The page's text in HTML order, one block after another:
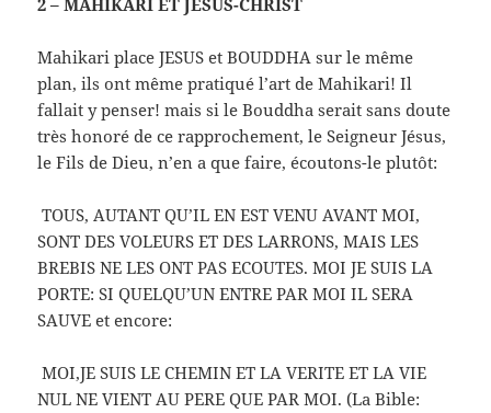
2 – MAHIKARI ET JESUS-CHRIST
Mahikari place JESUS et BOUDDHA sur le même
plan, ils ont même pratiqué l’art de Mahikari! Il
fallait y penser! mais si le Bouddha serait sans doute
très honoré de ce rapprochement, le Seigneur Jésus,
le Fils de Dieu, n’en a que faire, écoutons-le plutôt:
TOUS, AUTANT QU’IL EN EST VENU AVANT MOI,
SONT DES VOLEURS ET DES LARRONS, MAIS LES
BREBIS NE LES ONT PAS ECOUTES. MOI JE SUIS LA
PORTE: SI QUELQU’UN ENTRE PAR MOI IL SERA
SAUVE et encore:
MOI,JE SUIS LE CHEMIN ET LA VERITE ET LA VIE
NUL NE VIENT AU PERE QUE PAR MOI. (La Bible: